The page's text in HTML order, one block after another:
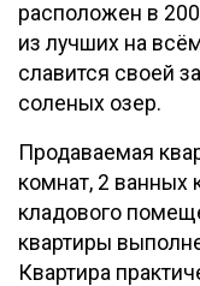
расположен в
из лучших на
славится своей
соленых озер.
Продаваемая
комнат, 2 ванных
кладового
квартиры
Квартира